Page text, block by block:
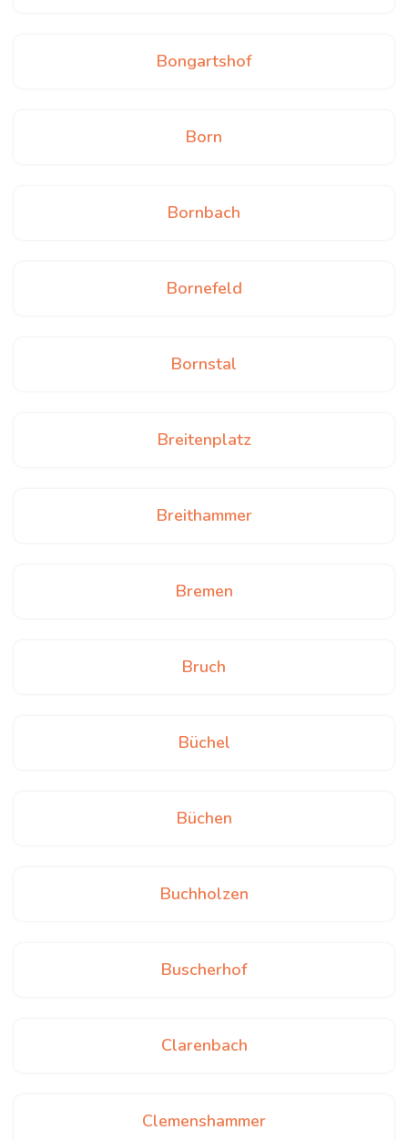
Bongartshof
Born
Bornbach
Bornefeld
Bornstal
Breitenplatz
Breithammer
Bremen
Bruch
Büchel
Büchen
Buchholzen
Buscherhof
Clarenbach
Clemenshammer